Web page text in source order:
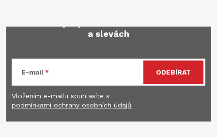
a slevách
E-mail
Vložením e-mailu souhlasíte s
podmínkami ochrany osobních údajů
ODEBÍRAT